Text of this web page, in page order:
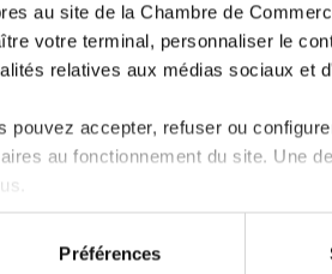
au site de la Chambre de
votre terminal, personnaliser le
relatives aux médias sociaux et
pouvez accepter, refuser ou
au fonctionnement du site. Une
le site et certaines fonctionnalités
Préférences
event promises
participants will
forge strategic
Date
: 10-11 June
: Luxexpo -
As a premium